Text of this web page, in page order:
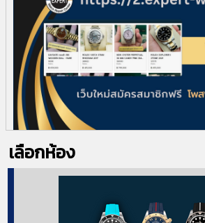
เลือกห้อง